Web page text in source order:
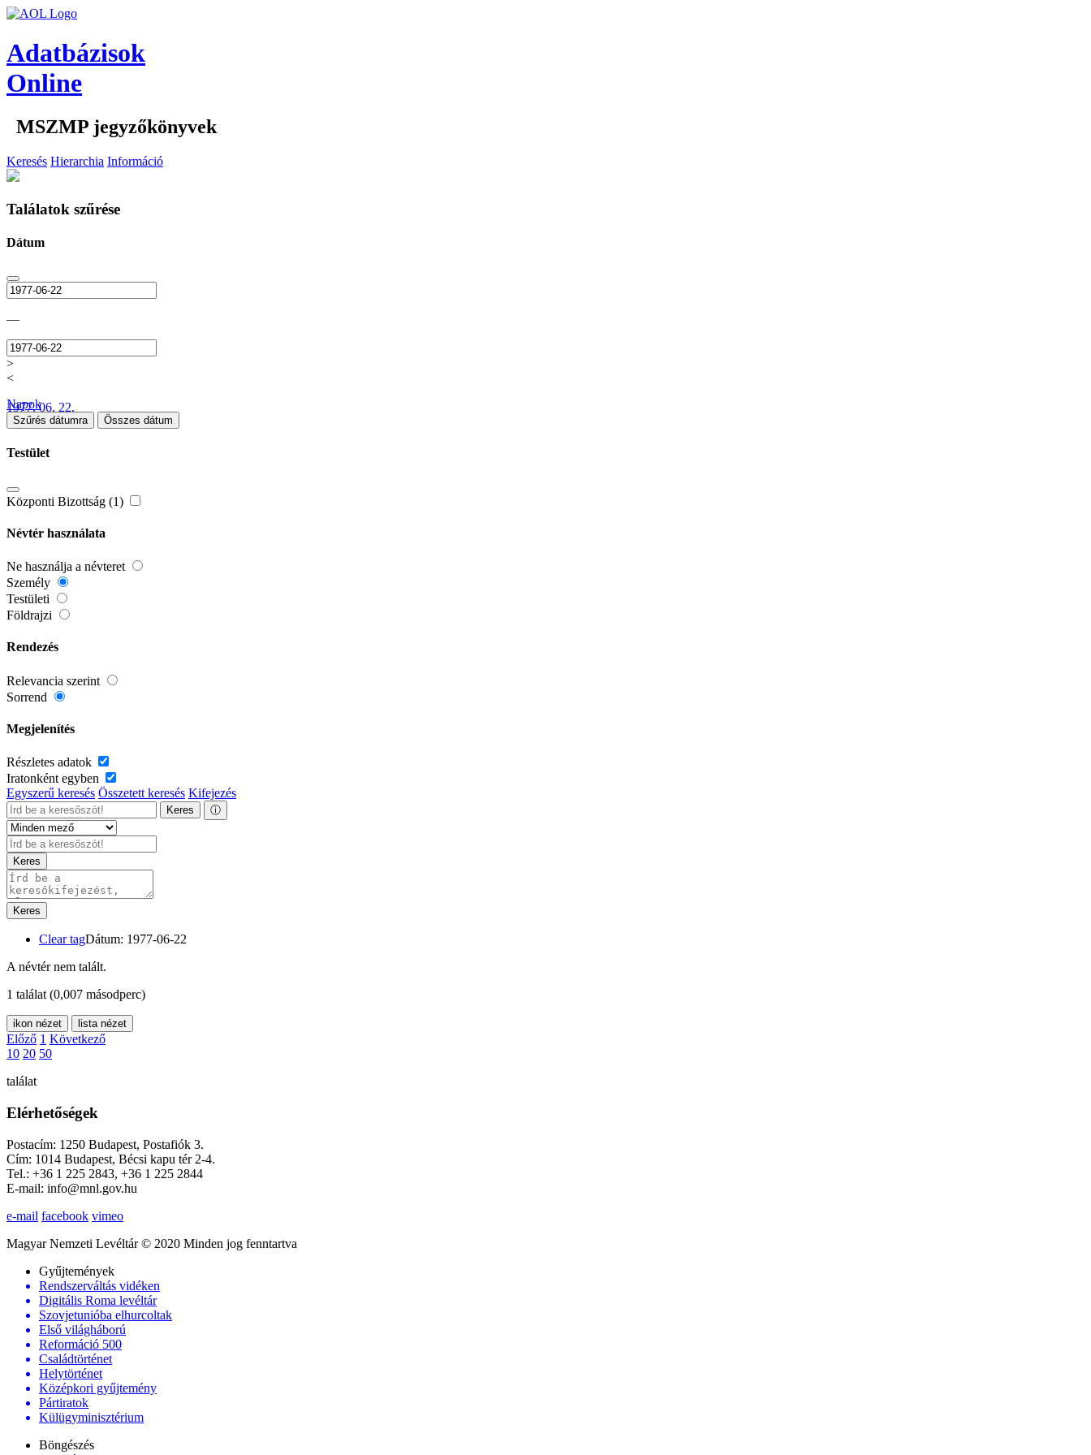
Adatbázisok
Online
MSZMP jegyzőkönyvek
Keresés Hierarchia Információ
Találatok szűrése
Dátum
—
>
<
1977. 06. 22.
Napok
Szűrés dátumra Összes dátum
Testület
Központi Bizottság (1)
Névtér használata
Ne használja a névteret
Személy
Testületi
Földrajzi
Rendezés
Relevancia szerint
Sorrend
Megjelenítés
Részletes adatok
Iratonként egyben
Egyszerű keresés Összetett keresés Kifejezés
Keres ⓘ
Keres
Keres
Clear tagDátum: 1977-06-22
A névtér nem talált.
1 találat (0,007 másodperc)
ikon nézet lista nézet
Előző 1 Következő
10 20 50
találat
Elérhetőségek
Postacím: 1250 Budapest, Postafiók 3.
Cím: 1014 Budapest, Bécsi kapu tér 2-4.
Tel.: +36 1 225 2843, +36 1 225 2844
E-mail: info@mnl.gov.hu
e-mail facebook vimeo
Magyar Nemzeti Levéltár © 2020 Minden jog fenntartva
Gyűjtemények
Rendszerváltás vidéken
Digitális Roma levéltár
Szovjetunióba elhurcoltak
Első világháború
Reformáció 500
Családtörténet
Helytörténet
Középkori gyűjtemény
Pártiratok
Külügyminisztérium
Böngészés